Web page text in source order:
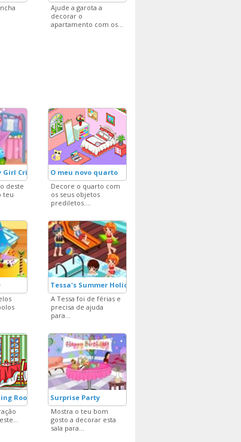
Ajude a garota a
decorar o
apartamento com os...
Crib
deste
teu
O meu novo quarto
Decore o quarto com
os seus objetos
prediletos....
Tessa's Summer Holiday Home
A Tessa foi de férias e
precisa de ajuda
para...
Room
Surprise Party
Mostra o teu bom
gosto a decorar esta
sala para...